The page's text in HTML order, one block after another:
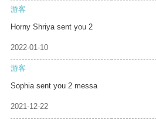
游客
Horny Shriya sent you 2
2022-01-10
游客
Sophia sent you 2 messa
2021-12-22